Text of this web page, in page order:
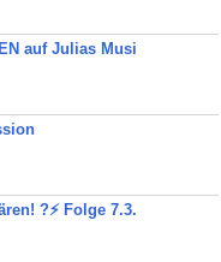
auf Julias Musi
?⚡️ Folge 7.3.